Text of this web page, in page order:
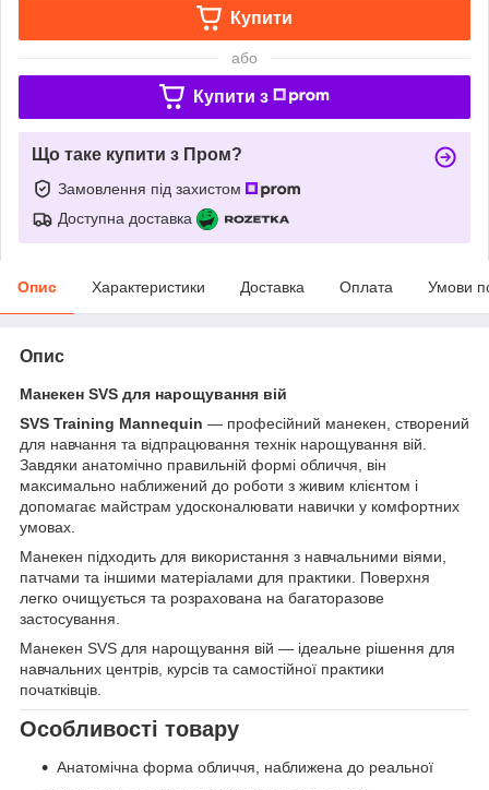
Купити
або
Купити з
Що таке купити з Пром?
Замовлення під захистом
Доступна доставка
Опис Характеристики Доставка Оплата Умови
Опис
Манекен SVS для нарощування вій
SVS Training Mannequin — професійний манекен, створений
для навчання та відпрацювання технік нарощування вій.
Завдяки анатомічно правильній формі обличчя, він
максимально наближений до роботи з живим клієнтом і
допомагає майстрам удосконалювати навички у комфортних
умовах.
Манекен підходить для використання з навчальними віями,
патчами та іншими матеріалами для практики. Поверхня
легко очищується та розрахована на багаторазове
застосування.
Манекен SVS для нарощування вій — ідеальне рішення для
навчальних центрів, курсів та самостійної практики
початківців.
Особливості товару
Анатомічна форма обличчя, наближена до реальної